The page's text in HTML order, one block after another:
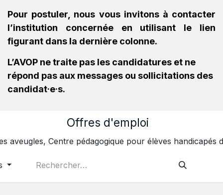
Pour postuler, nous vous invitons à contacter
l’institution concernée en utilisant le lien
figurant dans la dernière colonne.
L’AVOP ne traite pas les candidatures et ne
répond pas aux messages ou sollicitations des
candidat·e·s.
Offres d'emploi
aveugles, Centre pédagogique pour élèves handicapés